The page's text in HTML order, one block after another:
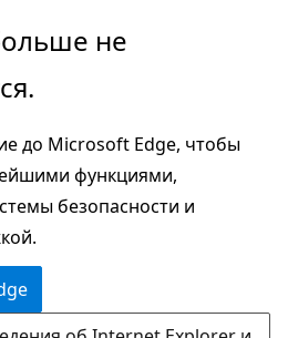
не
до Microsoft Edge, чтобы
функциями,
безопасности и